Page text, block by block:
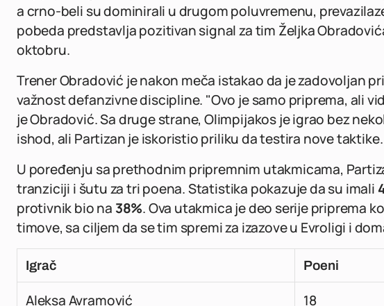
a crno-beli su dominirali u drugom poluvremenu,
pobeda predstavlja pozitivan signal za tim Željka
oktobru.
Trener Obradović je nakon meča istakao da je zadovoljan
važnost defanzivne discipline. "Ovo je samo priprema, ali
je Obradović. Sa druge strane, Olimpijakos je igrao bez
ishod, ali Partizan je iskoristio priliku da testira nove taktike.
U poređenju sa prethodnim pripremnim utakmicama,
tranziciji i šutu za tri poena. Statistika pokazuje da su imali
protivnik bio na 38%. Ova utakmica je deo serije priprema
timove, sa ciljem da se tim spremi za izazove u Evroligi i
Igrač Poeni
Aleksa Avramović 18